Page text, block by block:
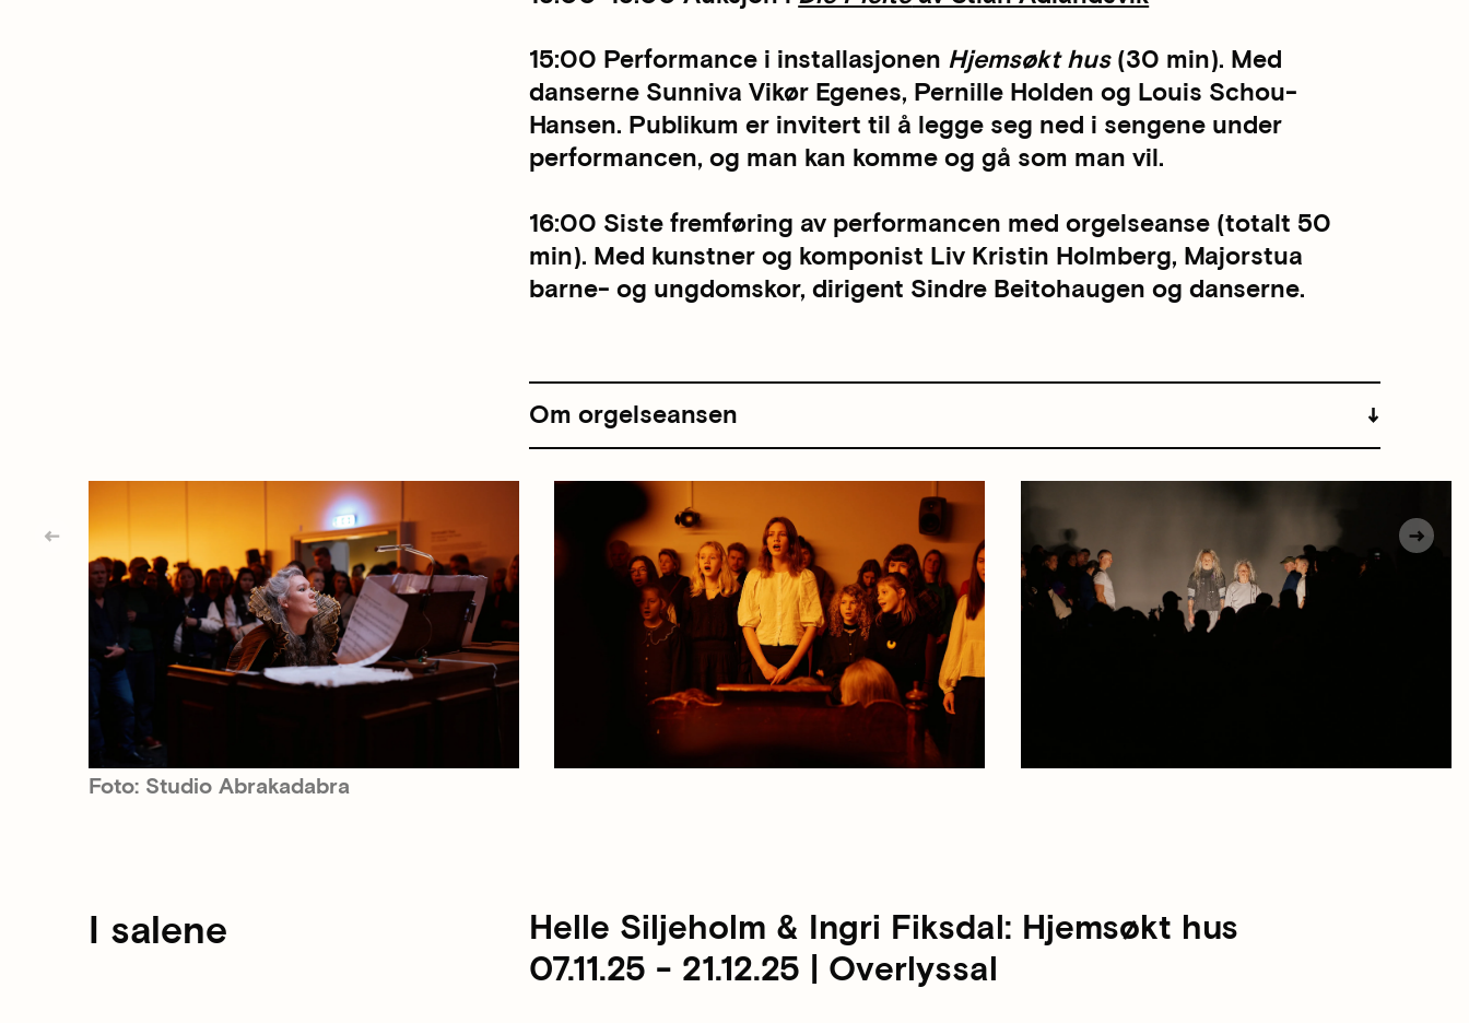
15:00 Performance i installasjonen Hjemsøkt hus(30 min). Med
danserne Sunniva Vikør Egenes, Pernille Holden og Louis Schou-
Hansen. Publikum er invitert til å legge seg ned i sengene under
performancen, og man kan komme og gå som man vil.
16:00 Siste fremføring av performancen med orgelseanse (totalt 50
min). Med kunstner og komponist Liv Kristin Holmberg, Majorstua
barne- og ungdomskor, dirigent Sindre Beitohaugen og danserne.
Om orgelseansen
Foto: Studio Abrakadabra
I salene
Helle Siljeholm & Ingri Fiksdal: Hjemsøkt hus
07.11.25 - 21.12.25 | Overlyssal